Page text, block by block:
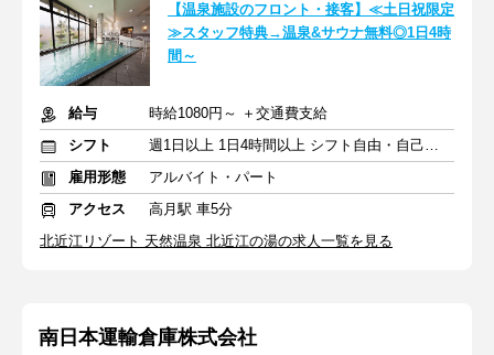
【温泉施設のフロント・接客】≪土日祝限定
≫スタッフ特典→温泉&サウナ無料◎1日4時
間～
給与
時給1080円～ ＋交通費支給
シフト
週1日以上 1日4時間以上 シフト自由・自己申告
雇用形態
アルバイト・パート
アクセス
高月駅 車5分
北近江リゾート 天然温泉 北近江の湯の求人一覧を見る
南日本運輸倉庫株式会社